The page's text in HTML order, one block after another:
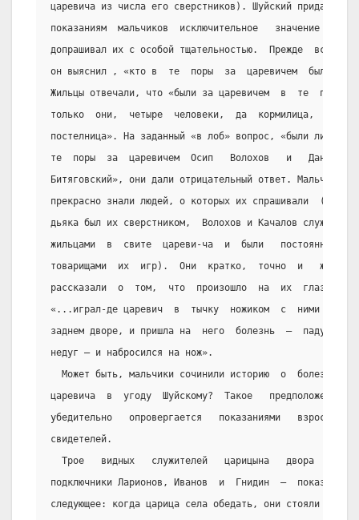
царевича из числа его сверстников). Шуйский придавал
показаниям  мальчиков  исключительное   значение   и
допрашивал их с особой тщательностью.  Прежде  всего
он выяснил , «кто в  те  поры  за  царевичем  были».
Жильцы отвечали, что «были за царевичем  в  те  поры
только  они,  четыре  человеки,  да  кормилица,   да
постелница». На заданный «в лоб» вопрос, «были ли  в
те  поры  за  царевичем  Осип   Волохов   и   Данило
Битяговский», они дали отрицательный ответ. Мальчики
прекрасно знали людей, о которых их спрашивали  (сын
дьяка был их сверстником,  Волохов и Качалов служили
жильцами  в  свите  цареви-ча  и  были   постоянными
товарищами  их  игр).  Они  кратко,  точно  и   живо
рассказали  о  том,  что  произошло  на  их  глазах:
«...играл-де царевич  в  тычку  ножиком  с  ними  на
заднем дворе, и пришла на  него  болезнь  —  падучей
недуг — и набросился на нож».
  Может быть, мальчики сочинили историю  о  болезни
царевича  в  угоду  Шуйскому?  Такое   предположение
убедительно   опровергается   показаниями   взрослых
свидетелей.
  Трое   видных   служителей   царицына   двора   —
подключники Ларионов, Иванов  и  Гнидин  —  показали
следующее: когда царица села обедать, они стояли  «в